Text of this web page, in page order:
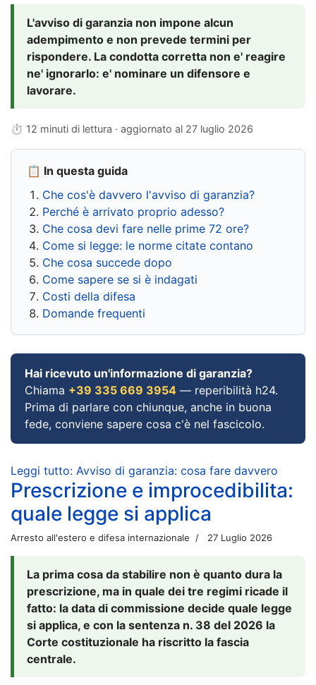
L'avviso di garanzia non impone alcun
adempimento e non prevede termini per
rispondere. La condotta corretta non e' reagire
ne' ignorarlo: e' nominare un difensore e
lavorare.
⏱ 12 minuti di lettura · aggiornato al 27 luglio 2026
📋 In questa guida
Che cos'è davvero l'avviso di garanzia?
Perché è arrivato proprio adesso?
Che cosa devi fare nelle prime 72 ore?
Come si legge: le norme citate contano
Che cosa succede dopo
Come sapere se si è indagati
Costi della difesa
Domande frequenti
Hai ricevuto un'informazione di garanzia?
Chiama +39 335 669 3954 — reperibilità h24.
Prima di parlare con chiunque, anche in buona
fede, conviene sapere cosa c'è nel fascicolo.
Leggi tutto: Avviso di garanzia: cosa fare davvero
Prescrizione e improcedibilita:
quale legge si applica
Arresto all'estero e difesa internazionale 27 Luglio 2026
La prima cosa da stabilire non è quanto dura la
prescrizione, ma in quale dei tre regimi ricade il
fatto: la data di commissione decide quale legge
si applica, e con la sentenza n. 38 del 2026 la
Corte costituzionale ha riscritto la fascia
centrale.